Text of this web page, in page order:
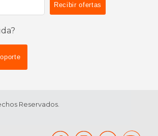
Reservados.